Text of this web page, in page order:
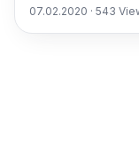
07.02.2020 · 543